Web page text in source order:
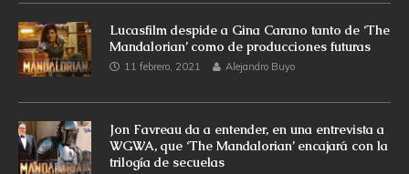
Lucasfilm despide a Gina Carano tanto de ‘The
Mandalorian’ como de producciones futuras
11 febrero, 2021 Alejandro Buyo
Jon Favreau da a entender, en una entrevista a
WGWA, que ‘The Mandalorian’ encajará con la
trilogía de secuelas